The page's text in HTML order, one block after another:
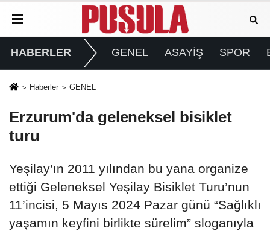
HABERLER GENEL ASAYİŞ SPOR
Haberler GENEL
Erzurum'da geleneksel bisiklet
turu
Yeşilay’ın 2011 yılından bu yana organize
ettiği Geleneksel Yeşilay Bisiklet Turu’nun
11’incisi, 5 Mayıs 2024 Pazar günü “Sağlıklı
yaşamın keyfini birlikte sürelim” sloganıyla